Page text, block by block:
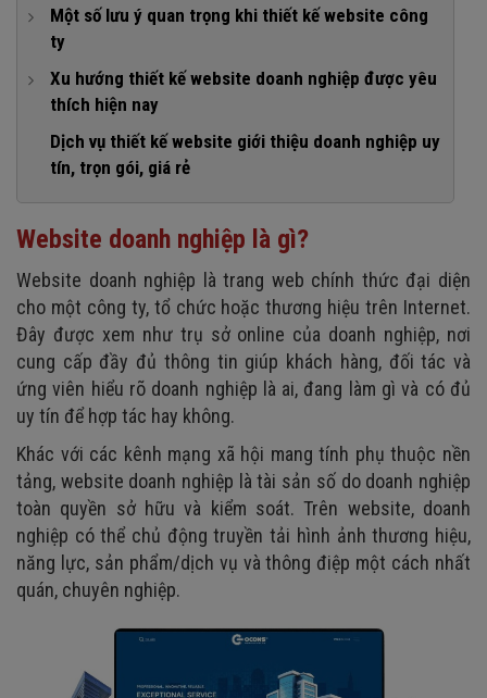
đầu tư
3. Hỗ trợ kinh doanh và chăm sóc khách hàng mọi lúc, mọi
nơi
4. Nền tảng vững chắc cho chiến dịch marketing online
1. Trang chủ
2. Trang giới thiệu
3. Trang sản phẩm, dịch vụ tiêu biểu
4. Trang dự án, thành tựu
5. Trang tin tức, blog
Một số lưu ý quan trọng khi thiết kế website công
ty
1. Xác định rõ mục tiêu của website công ty
2. Thiết kế đồng bộ nhận diện thương hiệu
3. Bố cục logic, dễ sử dụng trên mọi thiết bị
5. Nội dung giới thiệu rõ ràng, có chiều sâu
6. Đảm bảo yếu tố bảo mật và pháp lý
Xu hướng thiết kế website doanh nghiệp được yêu
thích hiện nay
1. Thiết kế tối giản
2. Sử dụng video background và hiệu ứng chuyển động
3. Tích hợp trí tuệ nhân tạo
4. Xu hướng dark mode
5. Thiết kế tương tác
Dịch vụ thiết kế website giới thiệu doanh nghiệp uy
tín, trọn gói, giá rẻ
Website doanh nghiệp là gì?
Website doanh nghiệp là trang web chính thức đại diện
cho một công ty, tổ chức hoặc thương hiệu trên Internet.
Đây được xem như trụ sở online của doanh nghiệp, nơi
cung cấp đầy đủ thông tin giúp khách hàng, đối tác và
ứng viên hiểu rõ doanh nghiệp là ai, đang làm gì và có đủ
uy tín để hợp tác hay không.
Khác với các kênh mạng xã hội mang tính phụ thuộc nền
tảng, website doanh nghiệp là tài sản số do doanh nghiệp
toàn quyền sở hữu và kiểm soát. Trên website, doanh
nghiệp có thể chủ động truyền tải hình ảnh thương hiệu,
năng lực, sản phẩm/dịch vụ và thông điệp một cách nhất
quán, chuyên nghiệp.